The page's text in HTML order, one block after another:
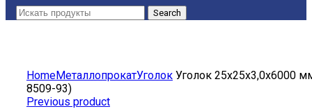
Search
HomeМеталлопрокатУголок Уголок 25х25х3,0х6000
8509-93)
Previous product